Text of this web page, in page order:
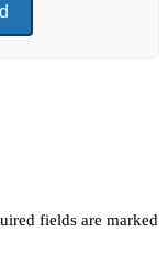
fields are marked